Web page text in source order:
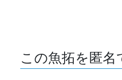
この魚拓を匿名